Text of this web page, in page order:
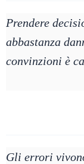
Prendere
abbastanza
convinzioni è
Gli errori